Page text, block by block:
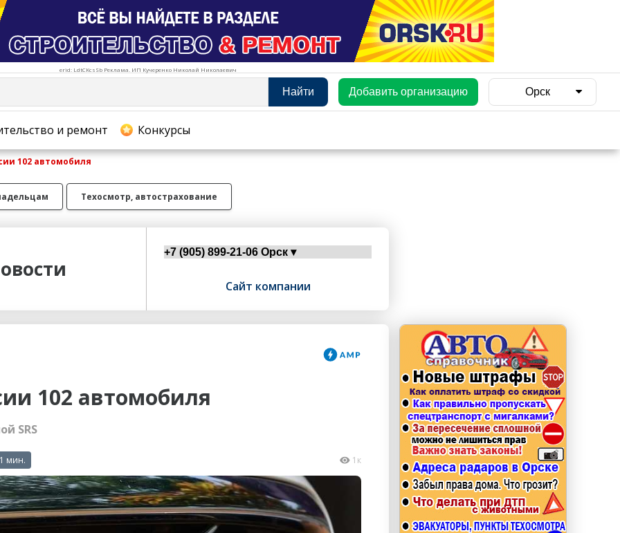
erid: LdtCKcsSb Реклама. ИП Кучеренко Николай Николаевич
Найти Добавить организацию Орск
и ремонт Конкурсы
erid: LdtCKJjWj Реклама. ИП Кучеренко Николай
Николаевич
102 автомобиля
Техосмотр, автострахование
Сайт компании
102 автомобиля
SRS
мин. 1к